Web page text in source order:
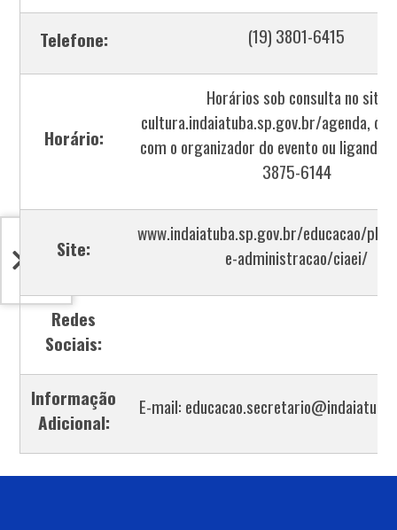
Telefone: (19) 3801-6415
Horário:
Horários sob consulta no site
cultura.indaiatuba.sp.gov.br/agenda,
com o organizador do evento ou ligando
3875-6144
Site:
www.indaiatuba.sp.gov.br/educacao/
e-administracao/ciaei/
Redes
Sociais:
Informação
Adicional:
E-mail: